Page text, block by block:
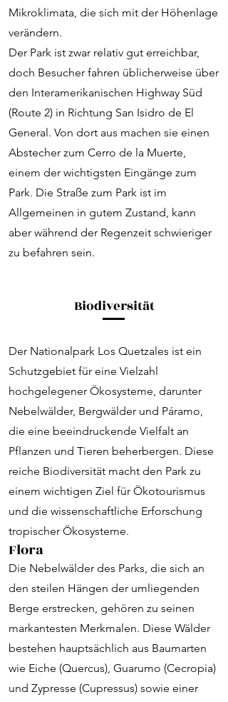
Mikroklimata, die sich mit der Höhenlage
verändern.
Der Park ist zwar relativ gut erreichbar,
doch Besucher fahren üblicherweise über
den Interamerikanischen Highway Süd
(Route 2) in Richtung San Isidro de El
General. Von dort aus machen sie einen
Abstecher zum Cerro de la Muerte,
einem der wichtigsten Eingänge zum
Park. Die Straße zum Park ist im
Allgemeinen in gutem Zustand, kann
aber während der Regenzeit schwieriger
zu befahren sein.
Biodiversität
Der Nationalpark Los Quetzales ist ein
Schutzgebiet für eine Vielzahl
hochgelegener Ökosysteme, darunter
Nebelwälder, Bergwälder und Páramo,
die eine beeindruckende Vielfalt an
Pflanzen und Tieren beherbergen. Diese
reiche Biodiversität macht den Park zu
einem wichtigen Ziel für Ökotourismus
und die wissenschaftliche Erforschung
tropischer Ökosysteme.
Flora
Die Nebelwälder des Parks, die sich an
den steilen Hängen der umliegenden
Berge erstrecken, gehören zu seinen
markantesten Merkmalen. Diese Wälder
bestehen hauptsächlich aus Baumarten
wie Eiche (Quercus), Guarumo (Cecropia)
und Zypresse (Cupressus) sowie einer